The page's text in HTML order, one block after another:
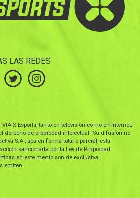
LAS REDES
X Esports, tanto en televisión como en internet,
derecho de propiedad intelectual. Su difusión no
S.A., sea en forma total o parcial, está
sancionada por la Ley de Propiedad
en este medio son de exclusiva
emiten.